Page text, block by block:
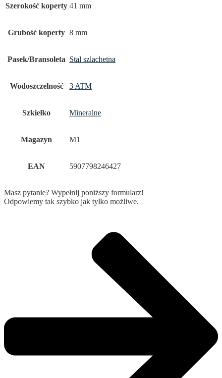
Szerokość koperty 41 mm
Grubość koperty 8 mm
Pasek/Bransoleta Stal szlachetna
Wodoszczelność 3 ATM
Szkiełko Mineralne
Magazyn M1
EAN 5907798246427
Masz pytanie? Wypełnij poniższy formularz!
Odpowiemy tak szybko jak tylko możliwe.